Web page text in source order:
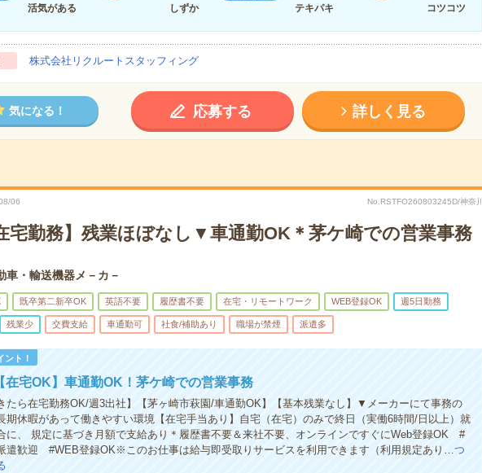
活気がある
しずか
テキパキ
コツコツ
株式会社リクルートスタッフィング
気になる！ 応募する 詳しく見る
06 No.RSTFO260803245D/神奈川
宅勤務】残業ほぼなし▼車通勤OK＊茅ケ崎での営業事務
車・輸送機器メ－カ－
既卒第二新卒OK 英語不要 履歴書不要 在宅・リモートワーク WEB登録OK 週5日勤務
残業少 交費支給 車通勤可 社食/補助あり 職場が禁煙 派遣多
ント！
在宅OK】車通勤OK！茅ケ崎での営業事務
たら在宅勤務OK/週3出社】【茅ヶ崎市萩園/車通勤OK】【基本残業なし】▼メーカーにて事務の
期休暇があって働きやすい環境【在宅手当あり】自宅（在宅）のみで終日（実働6時間/日以上）就
に、 規定に基づき月額で支給あり＊履歴書不要＆来社不要、オンラインですぐにWeb登録OK #
遣歓迎 #WEB登録OK※このお仕事は給与即受取りサービスを利用できます（利用規定あり…つ